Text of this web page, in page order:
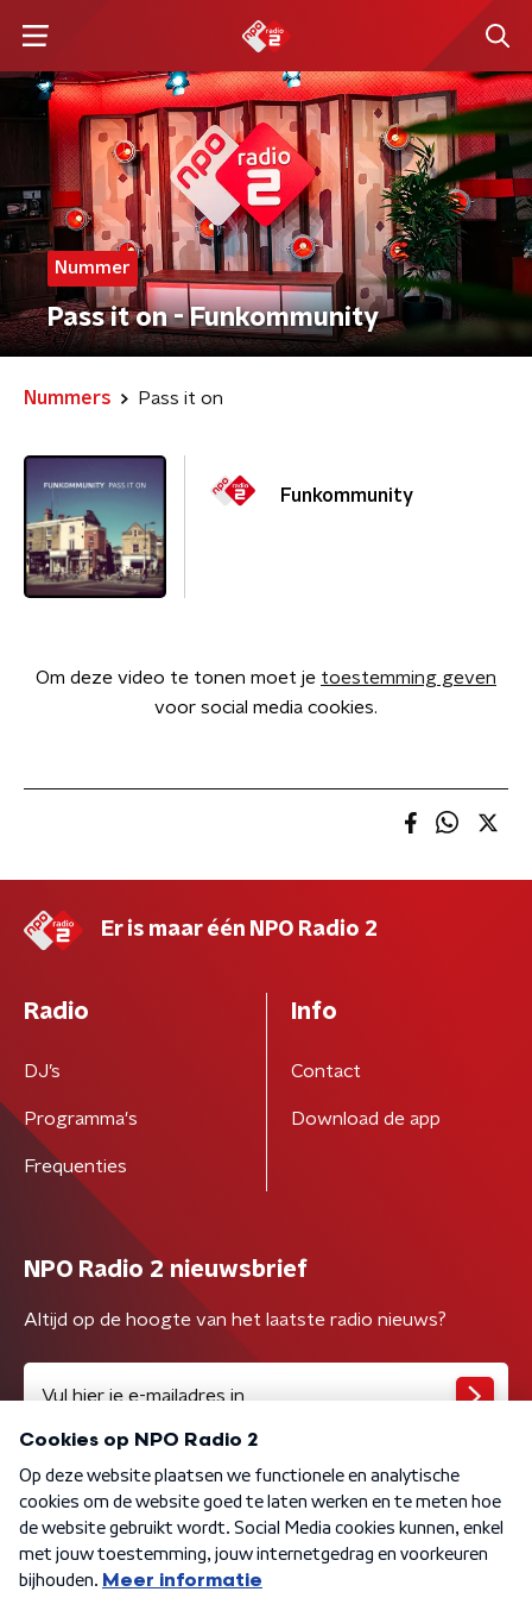
Nummer
Pass it on - Funkommunity
Nummers Pass it on
Funkommunity
Om deze video te tonen moet je toestemming geven
voor social media cookies.
Er is maar één NPO Radio 2
Radio
DJ’s
Programma's
Frequenties
Info
Contact
Download de app
NPO Radio 2 nieuwsbrief
Altijd op de hoogte van het laatste radio nieuws?
Algemene voorwaarden